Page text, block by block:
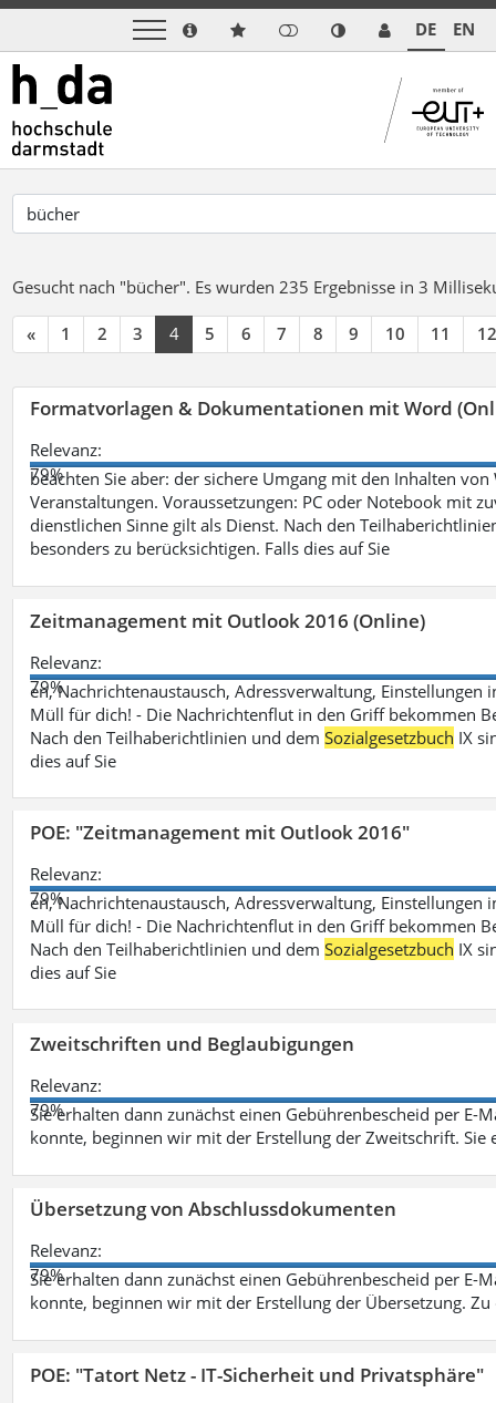
DE EN
Gesucht nach "bücher". Es wurden 235 Ergebnisse in 3
« 1 2 3 4 5 6 7 8 9 10 11 12
Formatvorlagen & Dokumentationen mit Word
Relevanz:
79%
beachten Sie aber: der sichere Umgang mit den Inhalten
Veranstaltungen. Voraussetzungen: PC oder Notebook mit
dienstlichen Sinne gilt als Dienst. Nach den
besonders zu berücksichtigen. Falls dies auf Sie
Zeitmanagement mit Outlook 2016 (Online)
Relevanz:
79%
en, Nachrichtenaustausch, Adressverwaltung,
Müll für dich! - Die Nachrichtenflut in den Griff bekommen
Nach den Teilhaberichtlinien und demSozialgesetzbuch IX
dies auf Sie
POE: "Zeitmanagement mit Outlook 2016"
Relevanz:
79%
en, Nachrichtenaustausch, Adressverwaltung,
Müll für dich! - Die Nachrichtenflut in den Griff bekommen
Nach den Teilhaberichtlinien und demSozialgesetzbuch IX
dies auf Sie
Zweitschriften und Beglaubigungen
Relevanz:
79%
Sie erhalten dann zunächst einen Gebührenbescheid per E-
konnte, beginnen wir mit der Erstellung der Zweitschrift. Sie
Übersetzung von Abschlussdokumenten
Relevanz:
79%
Sie erhalten dann zunächst einen Gebührenbescheid per E-
konnte, beginnen wir mit der Erstellung der Übersetzung.
POE: "Tatort Netz - IT-Sicherheit und Privatsphäre"